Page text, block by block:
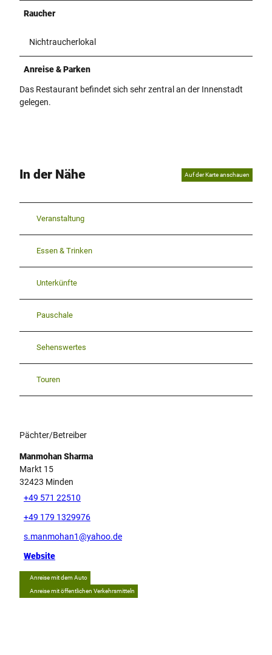
Raucher
Nichtraucherlokal
Anreise & Parken
Das Restaurant befindet sich sehr zentral an der Innenstadt
gelegen.
In der Nähe Auf der Karte anschauen
Veranstaltung
Essen & Trinken
Unterkünfte
Pauschale
Sehenswertes
Touren
Pächter/Betreiber
Manmohan Sharma
Markt 15
32423 Minden
+49 571 22510
+49 179 1329976
s.manmohan1@yahoo.de
Website
Anreise mit dem Auto
Anreise mit öffentlichen Verkehrsmitteln